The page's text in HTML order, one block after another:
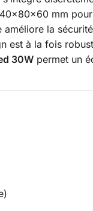
mm
améliore la
est à la fois
30Wpermet un